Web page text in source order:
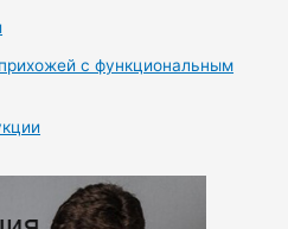
с функциональным